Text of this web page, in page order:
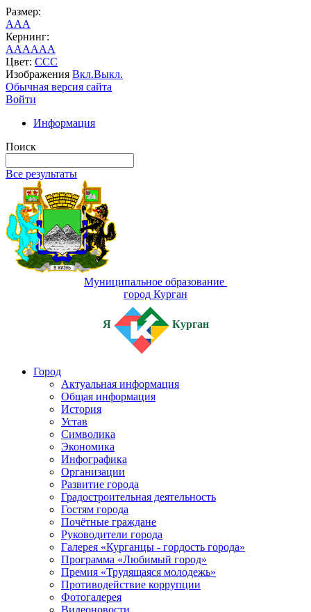
Размер:
AAA
Кернинг:
AAAAAA
Цвет: CCC
Изображения Вкл.Выкл.
Обычная версия сайта
Войти
Информация
Поиск
Все результаты
Муниципальное образование
город Курган
Я Курган
Город
Актуальная информация
Общая информация
История
Устав
Символика
Экономика
Инфографика
Организации
Развитие города
Градостроительная деятельность
Гостям города
Почётные граждане
Руководители города
Галерея «Курганцы - гордость города»
Программа «Любимый город»
Премия «Трудящаяся молодежь»
Противодействие коррупции
Фотогалерея
Видеоновости